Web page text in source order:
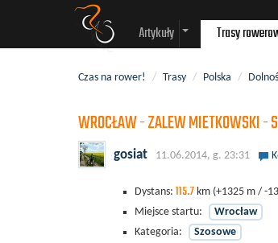
Artykuły Trasy
Czas na rower! / Trasy / Polska /
WROCŁAW - ZALEW MIETKOWSKI -
gosiat 11.06.2014, g. 23:31
Dystans: 115.7 km (+1325 m / -
Miejsce startu:
Wrocław
Kategoria:
Szosowe